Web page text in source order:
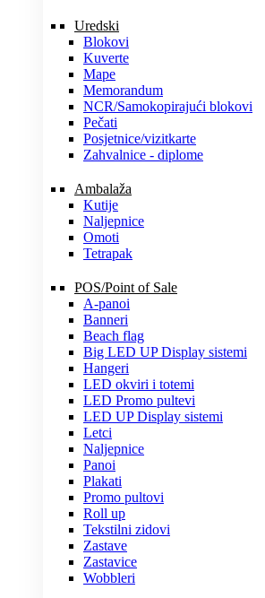
Uredski
Blokovi
Kuverte
Mape
Memorandum
NCR/Samokopirajući blokovi
Pečati
Posjetnice/vizitkarte
Zahvalnice - diplome
Ambalaža
Kutije
Naljepnice
Omoti
Tetrapak
POS/Point of Sale
A-panoi
Banneri
Beach flag
Big LED UP Display sistemi
Hangeri
LED okviri i totemi
LED Promo pultevi
LED UP Display sistemi
Letci
Naljepnice
Panoi
Plakati
Promo pultovi
Roll up
Tekstilni zidovi
Zastave
Zastavice
Wobbleri